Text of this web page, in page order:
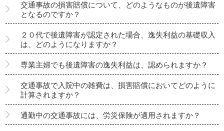
交通事故の損害賠償について、どのようなものが後遺障害
となるのですか？
２０代で後遺障害が認定された場合、逸失利益の基礎収入
は、どのようになりますか？
専業主婦でも後遺障害の逸失利益は、認められますか？
交通事故で入院中の雑費は、損害賠償においてどのように
計算されますか？
通勤中の交通事故には、労災保険が適用されますか？